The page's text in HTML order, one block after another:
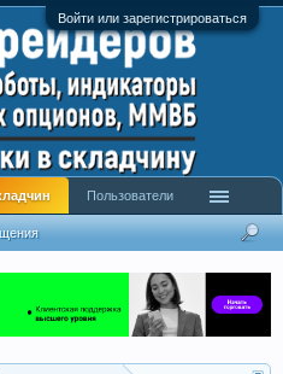
Войти или зарегистрироваться
Пользователи